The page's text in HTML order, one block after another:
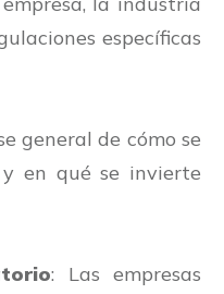
específicas
general de cómo se
en qué se invierte
: Las empresas